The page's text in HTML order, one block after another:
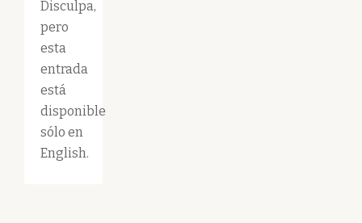
Disculpa,
pero
esta
entrada
está
disponible
sólo en
English.